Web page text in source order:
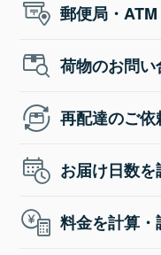
郵便局・
荷物のお問い
再配達のご依
お届け日数を
料金を計算・